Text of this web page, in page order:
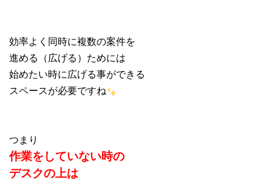
効率よく同時に複数の案件を
進める（広げる）ためには
始めたい時に広げる事ができる
スペースが必要ですね
つまり
作業をしていない時の
デスクの上は